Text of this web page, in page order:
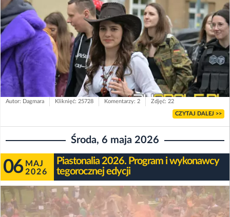
Autor: Dagmara Kliknięć: 25728 Komentarzy: 2 Zdjęć: 22
CZYTAJ DALEJ >>
Środa, 6 maja 2026
06 MAJ
2026
Piastonalia 2026. Program i wykonawcy
tegorocznej edycji